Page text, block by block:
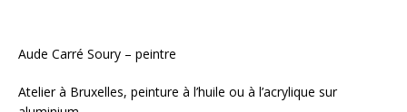
Aude Carré Soury – peintre
Atelier à Bruxelles, peinture à l’huile ou à l’acrylique sur